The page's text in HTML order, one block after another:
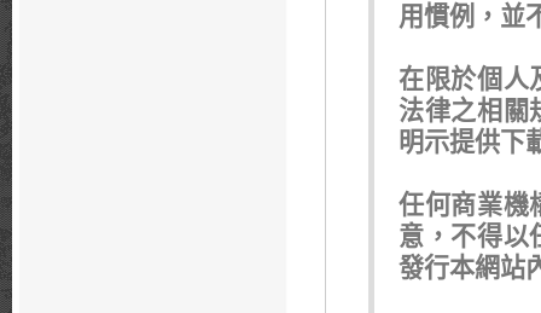
用慣例，並
在限於個人
法律之相關
明示提供下
任何商業機
意，不得以
發行本網站